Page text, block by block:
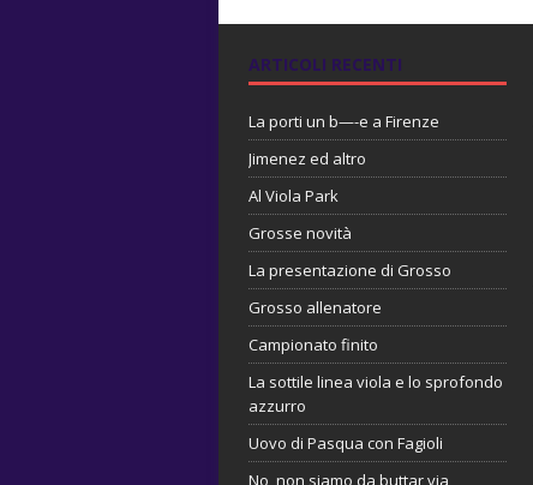
ARTICOLI RECENTI
La porti un b—-e a Firenze
Jimenez ed altro
Al Viola Park
Grosse novità
La presentazione di Grosso
Grosso allenatore
Campionato finito
La sottile linea viola e lo sprofondo
azzurro
Uovo di Pasqua con Fagioli